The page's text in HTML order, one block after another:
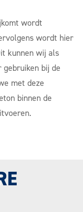
wordt
wordt hier
kunnen wij als
bij de
met deze
binnen de